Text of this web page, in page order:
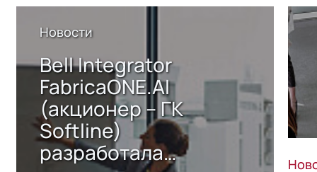
Новости
Bell Integrator
FabricaONE.AI
(акционер – ГК
Softline)
разработала